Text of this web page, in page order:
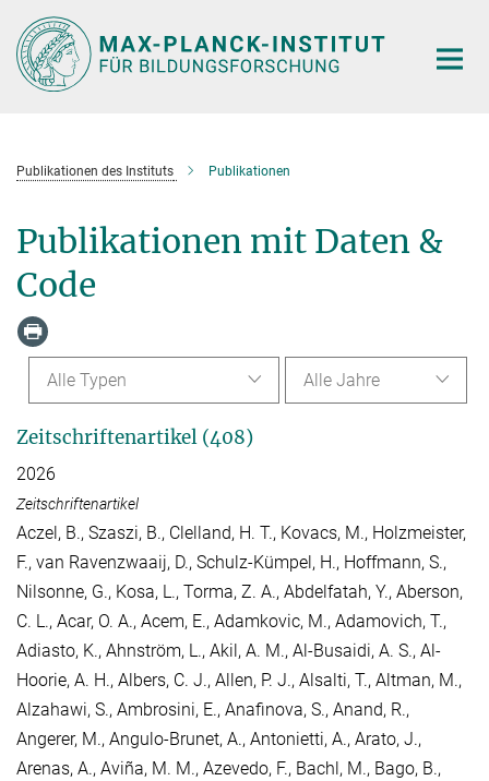
Hauptinhalt
Publikationen des Instituts Publikationen
Publikationen mit Daten &
Code
Alle Jahre
Alle Typen
Zeitschriftenartikel (408)
2026
Zeitschriftenartikel
Aczel, B., Szaszi, B., Clelland, H. T., Kovacs, M., Holzmeister,
F., van Ravenzwaaij, D., Schulz-Kümpel, H., Hoffmann, S.,
Nilsonne, G., Kosa, L., Torma, Z. A., Abdelfatah, Y., Aberson,
C. L., Acar, O. A., Acem, E., Adamkovic, M., Adamovich, T.,
Adiasto, K., Ahnström, L., Akil, A. M., Al-Busaidi, A. S., Al-
Hoorie, A. H., Albers, C. J., Allen, P. J., Alsalti, T., Altman, M.,
Alzahawi, S., Ambrosini, E., Anafinova, S., Anand, R.,
Angerer, M., Angulo-Brunet, A., Antonietti, A., Arato, J.,
Arenas, A., Aviña, M. M., Azevedo, F., Bachl, M., Bago, B.,